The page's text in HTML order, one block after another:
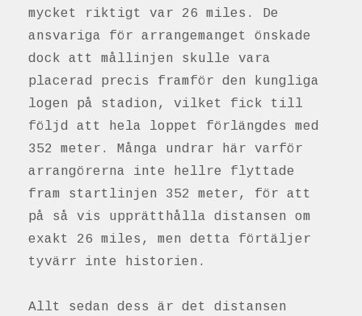
mycket riktigt var 26 miles. De
ansvariga för arrangemanget önskade
dock att mållinjen skulle vara
placerad precis framför den kungliga
logen på stadion, vilket fick till
följd att hela loppet förlängdes med
352 meter. Många undrar här varför
arrangörerna inte hellre flyttade
fram startlinjen 352 meter, för att
på så vis upprätthålla distansen om
exakt 26 miles, men detta förtäljer
tyvärr inte historien.
Allt sedan dess är det distansen